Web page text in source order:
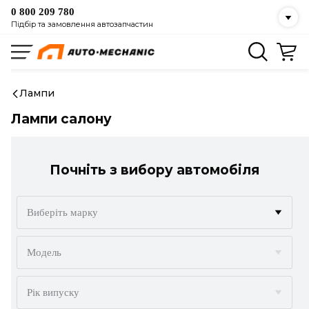
0 800 209 780
Підбір та замовлення автозапчастин
Лампи
Лампи салону
Почніть з вибору автомобіля
Виберіть марку
ALFA ROMEO
Модель
Рік випуску